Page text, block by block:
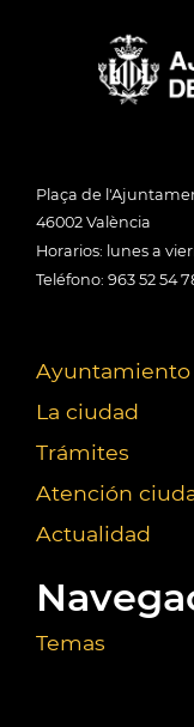
Plaça de
46002 València
Horarios: lunes a
Teléfono: 963 52 54
Ayuntamiento
La ciudad
Trámites
Atención
Actualidad
Temas